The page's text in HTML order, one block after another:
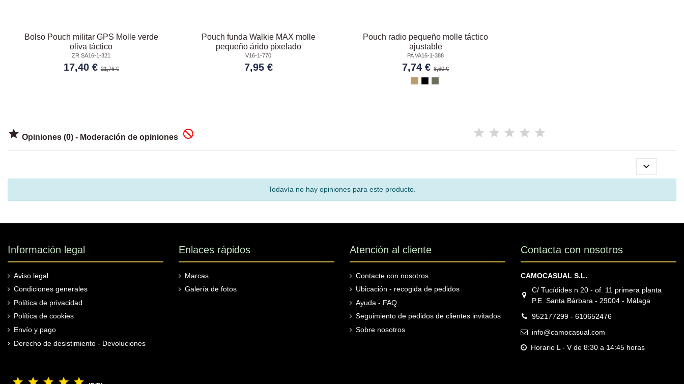
Bolso Pouch militar GPS Molle verde
oliva táctico
ZR SA16-1-321
17,40 €21,76 €
Pouch funda Walkie MAX molle
pequeño árido pixelado
V16-1-770
7,95 €
Pouch radio pequeño molle táctico
ajustable
PA VA16-1-388
7,74 €8,60 €
 Opiniones (0) - Moderación de opiniones 

Todavía no hay opiniones para este producto.
Información legal
Aviso legal
Condiciones generales
Política de privacidad
Política de cookies
Envío y pago
Derecho de desistimiento - Devoluciones
Enlaces rápidos
Marcas
Galería de fotos
Atención al cliente
Contacte con nosotros
Ubicación - recogida de pedidos
Ayuda - FAQ
Seguimiento de pedidos de clientes invitados
Sobre nosotros
Contacta con nosotros
CAMOCASUAL S.L.
C/ Tucídides n 20 - of. 11 primera planta
P.E. Santa Bárbara - 29004 - Málaga
952177299 - 610652476
info@camocasual.com
Horario L - V de 8:30 a 14:45 horas